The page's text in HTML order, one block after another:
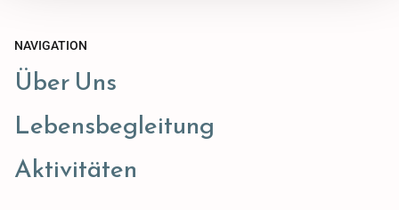
NAVIGATION
Über Uns
Lebensbegleitung
Aktivitäten